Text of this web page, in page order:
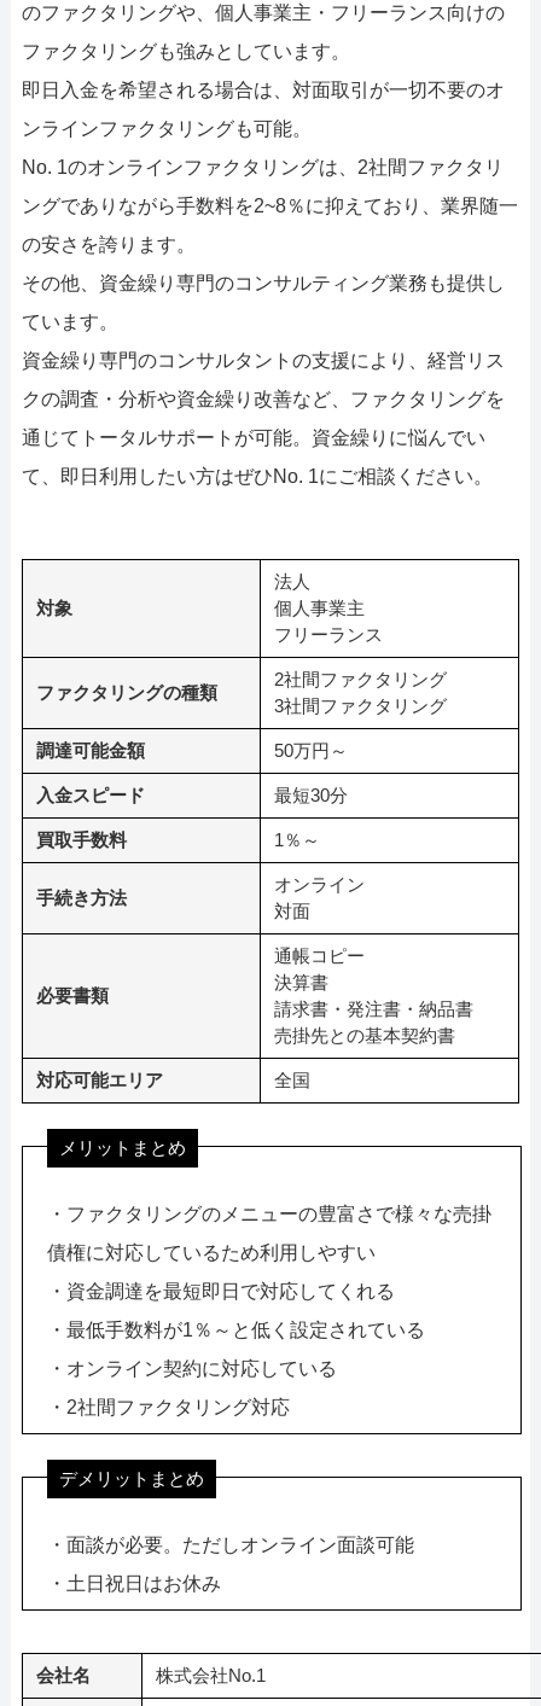
のファクタリングや、個人事業主・フリーランス向けの
ファクタリングも強みとしています。
即日入金を希望される場合は、対面取引が一切不要のオ
ンラインファクタリングも可能。
No. 1のオンラインファクタリングは、2社間ファクタリ
ングでありながら手数料を2~8％に抑えており、業界随一
の安さを誇ります。
その他、資金繰り専門のコンサルティング業務も提供し
ています。
資金繰り専門のコンサルタントの支援により、経営リス
クの調査・分析や資金繰り改善など、ファクタリングを
通じてトータルサポートが可能。資金繰りに悩んでい
て、即日利用したい方はぜひNo. 1にご相談ください。
対象
法人
個人事業主
フリーランス
ファクタリングの種類
2社間ファクタリング
3社間ファクタリング
調達可能金額 50万円～
入金スピード 最短30分
買取手数料 1％～
手続き方法
オンライン
対面
必要書類
通帳コピー
決算書
請求書・発注書・納品書
売掛先との基本契約書
対応可能エリア 全国
メリットまとめ
・ファクタリングのメニューの豊富さで様々な売掛
債権に対応しているため利用しやすい
・資金調達を最短即日で対応してくれる
・最低手数料が1％～と低く設定されている
・オンライン契約に対応している
・2社間ファクタリング対応
デメリットまとめ
・面談が必要。ただしオンライン面談可能
・土日祝日はお休み
会社名 株式会社No.1